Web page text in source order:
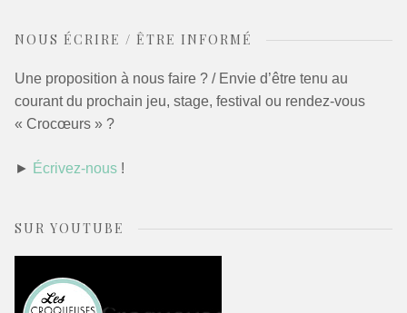
NOUS ÉCRIRE / ÊTRE INFORMÉ
Une proposition à nous faire ? / Envie d’être tenu au
courant du prochain jeu, stage, festival ou rendez-vous
« Crocœurs » ?
► Écrivez-nous !
SUR YOUTUBE